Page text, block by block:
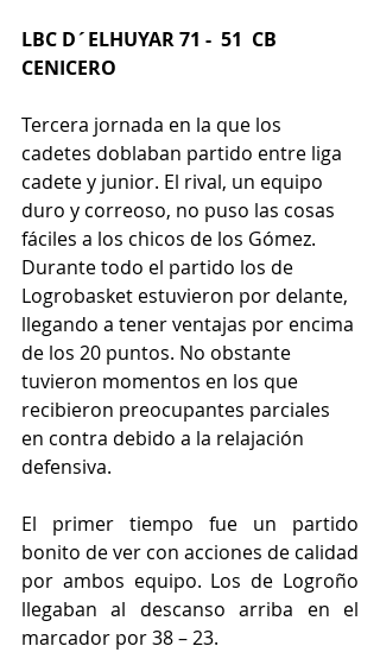
LBC D´ELHUYAR 71 -  51  CB
CENICERO
Tercera jornada en la que los
cadetes doblaban partido entre liga
cadete y junior. El rival, un equipo
duro y correoso, no puso las cosas
fáciles a los chicos de los Gómez.
Durante todo el partido los de
Logrobasket estuvieron por delante,
llegando a tener ventajas por encima
de los 20 puntos. No obstante
tuvieron momentos en los que
recibieron preocupantes parciales
en contra debido a la relajación
defensiva.
El primer tiempo fue un partido
bonito de ver con acciones de calidad
por ambos equipo. Los de Logroño
llegaban al descanso arriba en el
marcador por 38 – 23.